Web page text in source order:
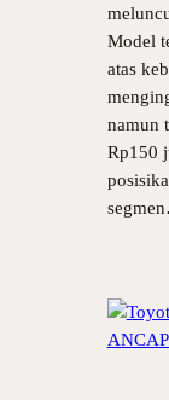
Model
atas
namun
Rp150